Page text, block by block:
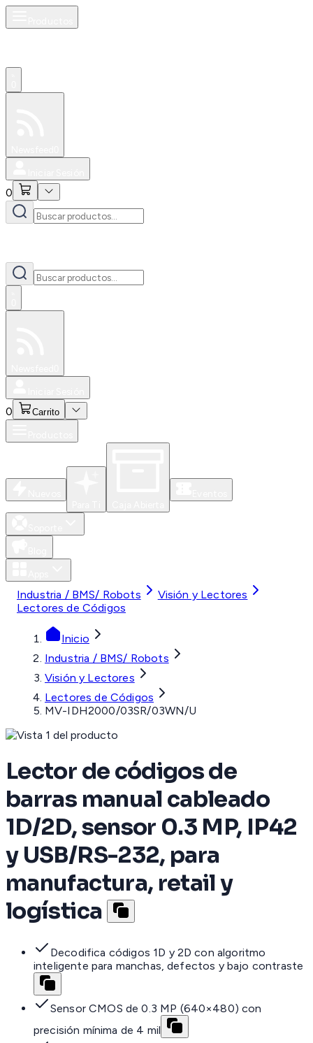
0
0 Carrito
Industria / BMS/ Robots
Visión y Lectores
Lectores de Códigos
Inicio
Industria / BMS/ Robots
Visión y Lectores
Lectores de Códigos
MV-IDH2000/03SR/03WN/U
Lector de códigos de
barras manual cableado
1D/2D, sensor 0.3 MP, IP42
y USB/RS-232, para
manufactura, retail y
logística
Decodifica códigos 1D y 2D con algoritmo
inteligente para manchas, defectos y bajo contraste
Sensor CMOS de 0.3 MP (640×480) con
precisión mínima de 4 mil